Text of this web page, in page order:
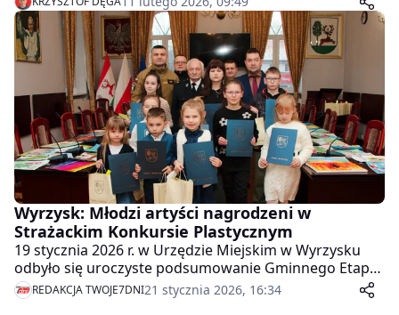
Pokazy, rozmowy i niespodzianki miały przygotować
dzieci do zbliżających się ferii.
Wyrzysk: Młodzi artyści nagrodzeni w
Strażackim Konkursie Plastycznym
19 stycznia 2026 r. w Urzędzie Miejskim w Wyrzysku
odbyło się uroczyste podsumowanie Gminnego Etapu
Ogólnopolskiego Strażackiego Konkursu
Plastycznego. Jak co roku wydarzenie przyciągnęło
REDAKCJA TWOJE7DNI21 stycznia 2026, 16:34